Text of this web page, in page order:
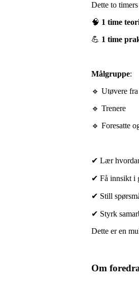
Dette to
🧠 1 time
💪 1 time
Målgruppe:
🔹 Utøvere
🔹 Trenere
🔹 Foresatte
✔ Lær
✔ Få innsikt i
✔ Still
✔ Styrk
Dette er en
Om